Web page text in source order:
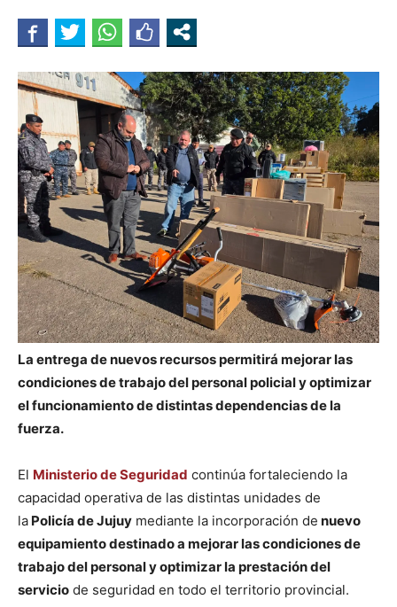
La entrega de nuevos recursos permitirá mejorar las
condiciones de trabajo del personal policial y optimizar
el funcionamiento de distintas dependencias de la
fuerza.
El Ministerio de Seguridad continúa fortaleciendo la
capacidad operativa de las distintas unidades de
la Policía de Jujuy mediante la incorporación de nuevo
equipamiento destinado a mejorar las condiciones de
trabajo del personal y optimizar la prestación del
servicio de seguridad en todo el territorio provincial.